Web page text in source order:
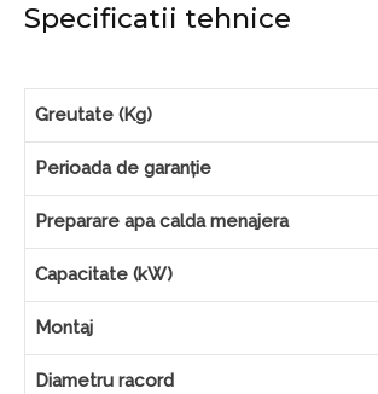
Specificatii tehnice
Greutate (Kg)
Perioada de garanție
Preparare apa calda menajera
Capacitate (kW)
Montaj
Diametru racord